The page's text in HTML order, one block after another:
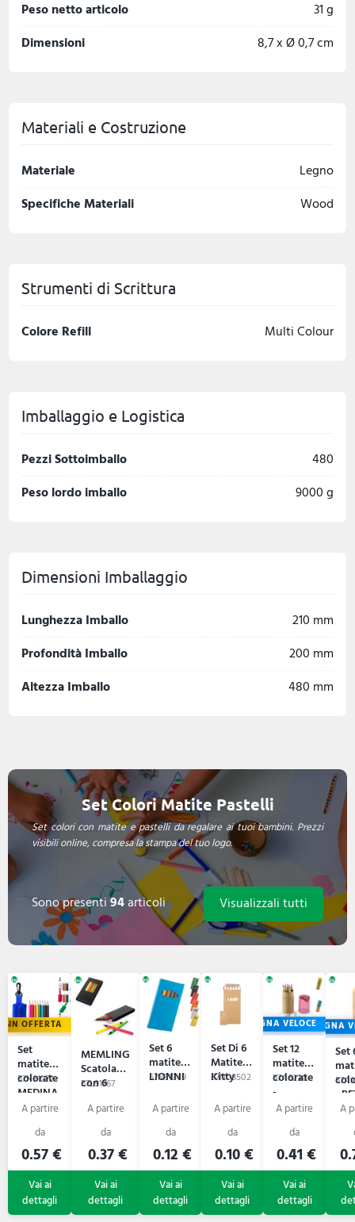
Peso netto articolo
31 g
Dimensioni
8,7 x Ø 0,7 cm
Materiali e Costruzione
Materiale
Legno
Specifiche Materiali
Wood
Strumenti di Scrittura
Colore Refill Multi Colour
Imballaggio e Logistica
Pezzi Sottoimballo
480
Peso lordo imballo
9000 g
Dimensioni Imballaggio
Lunghezza Imballo
210 mm
Profondità Imballo
200 mm
Altezza Imballo
480 mm
Set Colori Matite Pastelli
Set colori con matite e pastelli da regalare ai tuoi bambini. Prezzi
visibili online, compresa la stampa del tuo logo.
Sono presenti94articoli Visualizzali tutti
IN OFFERTA
Set
matite
colorate
MEDINA
57N81272
0.57 €
MEMLING
Scatola
con 6
colorate
57L91767
0.37 €
Set 6
matite
LIONNI
57N31349
0.12 €
Set Di 6
Matite
Kitty
57N08502
0.10 €
CONSEGNA VELOCE
Set 12
matite
colorate
-
LAMBUT
57A6230
0.41 €
CONSEGNA
Set
-